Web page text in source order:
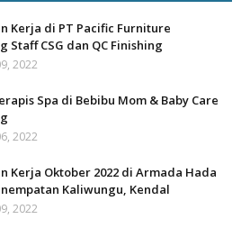
Kerja di PT Pacific Furniture
Staff CSG dan QC Finishing
2022
Spa di Bebibu Mom & Baby Care
2022
Kerja Oktober 2022 di Armada Hada
Kaliwungu, Kendal
2022